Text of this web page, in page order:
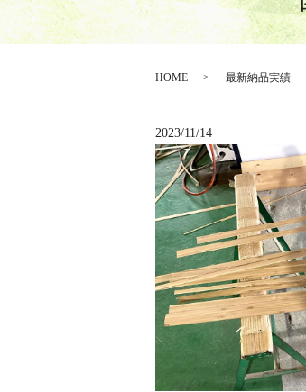
HOME 最新納品実績
2023/11/14